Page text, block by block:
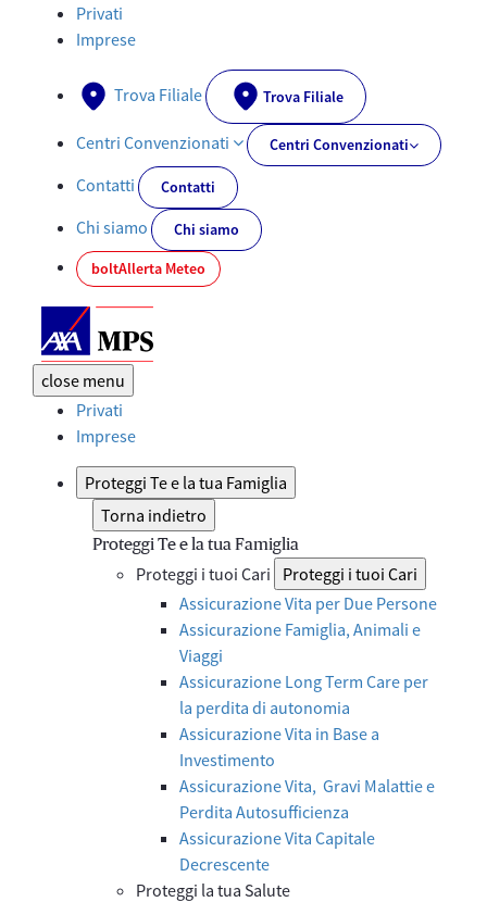
Catalogo Prodotti Vita - AXA-MPS.IT
Privati
Imprese
Trova Filiale Trova Filiale
Centri Convenzionati Centri Convenzionati
Contatti Contatti
Chi siamo
Chi siamo
boltAllerta Meteo
close menu
Privati
Imprese
Proteggi Te e la tua Famiglia
Torna indietro
Proteggi Te e la tua Famiglia
Proteggi i tuoi Cari
Proteggi i tuoi Cari
Assicurazione Vita per Due Persone
Assicurazione Famiglia, Animali e
Viaggi
Assicurazione Long Term Care per
la perdita di autonomia
Assicurazione Vita in Base a
Investimento
Assicurazione Vita, Gravi Malattie e
Perdita Autosufficienza
Assicurazione Vita Capitale
Decrescente
Proteggi la tua Salute